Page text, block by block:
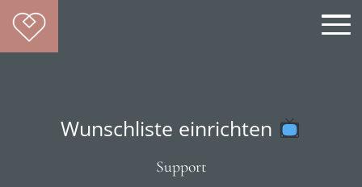
Wunschliste einrichten
Support